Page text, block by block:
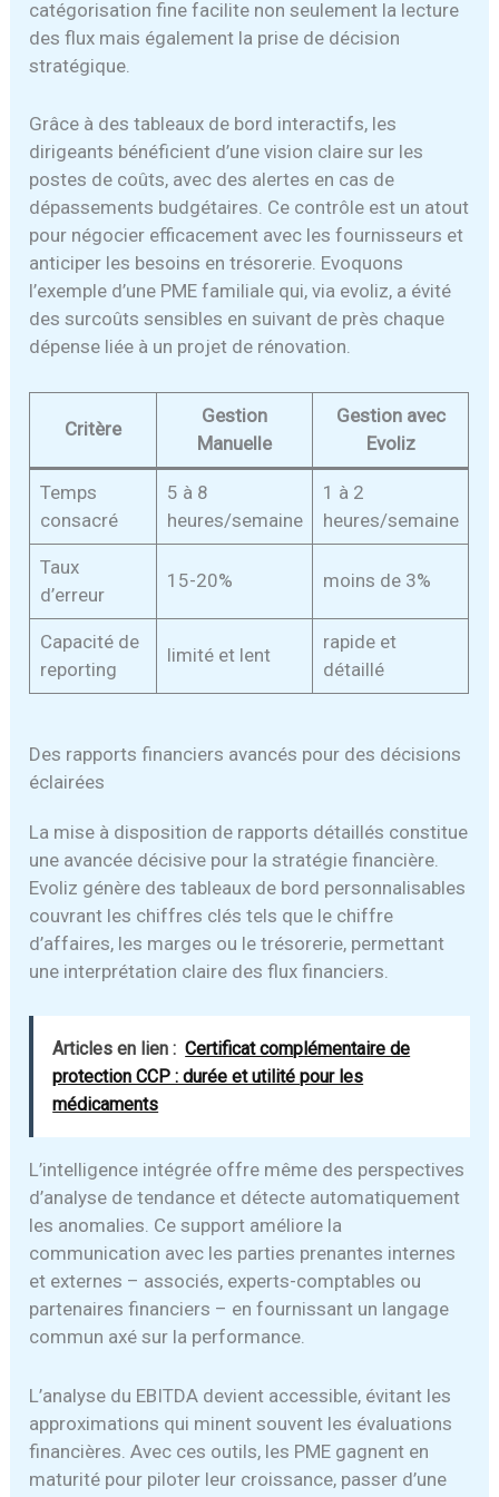
catégorisation fine facilite non seulement la lecture
des flux mais également la prise de décision
stratégique.
Grâce à des tableaux de bord interactifs, les
dirigeants bénéficient d’une vision claire sur les
postes de coûts, avec des alertes en cas de
dépassements budgétaires. Ce contrôle est un atout
pour négocier efficacement avec les fournisseurs et
anticiper les besoins en trésorerie. Evoquons
l’exemple d’une PME familiale qui, via evoliz, a évité
des surcoûts sensibles en suivant de près chaque
dépense liée à un projet de rénovation.
Critère
Gestion
Manuelle
Gestion avec
Evoliz
Temps
consacré
5 à 8
heures/semaine
1 à 2
heures/semaine
Taux
d’erreur
15-20% moins de 3%
Capacité de
reporting
limité et lent
rapide et
détaillé
Des rapports financiers avancés pour des décisions
éclairées
La mise à disposition de rapports détaillés constitue
une avancée décisive pour la stratégie financière.
Evoliz génère des tableaux de bord personnalisables
couvrant les chiffres clés tels que le chiffre
d’affaires, les marges ou le trésorerie, permettant
une interprétation claire des flux financiers.
Articles en lien : Certificat complémentaire de
protection CCP : durée et utilité pour les
médicaments
L’intelligence intégrée offre même des perspectives
d’analyse de tendance et détecte automatiquement
les anomalies. Ce support améliore la
communication avec les parties prenantes internes
et externes – associés, experts-comptables ou
partenaires financiers – en fournissant un langage
commun axé sur la performance.
L’analyse du EBITDA devient accessible, évitant les
approximations qui minent souvent les évaluations
financières. Avec ces outils, les PME gagnent en
maturité pour piloter leur croissance, passer d’une